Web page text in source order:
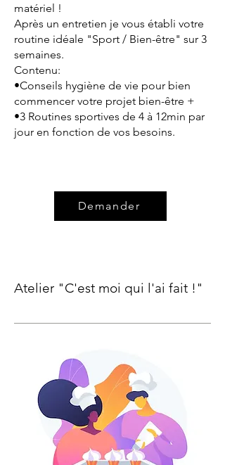
matériel !
Après un entretien je vous établi votre
routine idéale "Sport / Bien-être" sur 3
semaines.
Contenu:
•Conseils hygiène de vie pour bien
commencer votre projet bien-être +
•3 Routines sportives de 4 à 12min par
jour en fonction de vos besoins.
Demander
Atelier "C'est moi qui l'ai fait !"